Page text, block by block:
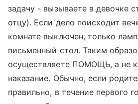
задачу - вызываете в девочке
отцу). Если дело поисходит
комнате выключен, только
письменный стол. Таким
осуществляете ПОМОЩЬ, а не
наказание. Обычно, если
правильно, в течение первого